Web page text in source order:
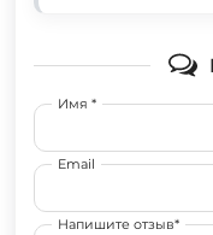
Имя *
Email
Напишите отзыв*